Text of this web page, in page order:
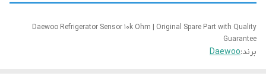
Daewoo Refrigerator Sensor 10k Ohm | Original Spare Part with Quality
Guarantee
برند:Daewoo